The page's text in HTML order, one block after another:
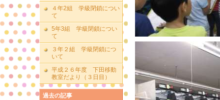
４年2組 学級閉鎖につい
て
5年3組 学級閉鎖につい
て
３年２組 学級閉鎖につ
いて
平成２６年度 下田移動
教室だより（３日目）
過去の記事